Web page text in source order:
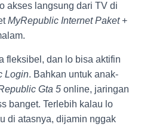
akses langsung dari TV di
MyRepublic Internet Paket+
fleksibel, dan lo bisa aktifin
Login. Bahkan untuk anak-
Gta 5 online, jaringan
banget. Terlebih kalau lo
di atasnya, dijamin nggak